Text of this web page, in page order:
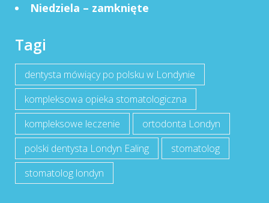
Niedziela – zamknięte
Tagi
dentysta mówiący po polsku w Londynie
kompleksowa opieka stomatologiczna
kompleksowe leczenie
ortodonta Londyn
polski dentysta Londyn Ealing
stomatolog
stomatolog londyn